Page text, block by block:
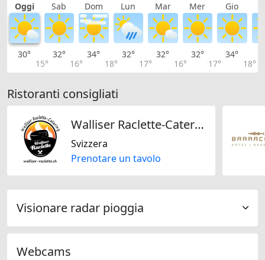
Oggi Sab Dom Lun Mar Mer Gio
30°
15°
32°
16°
34°
18°
32°
17°
32°
16°
32°
17°
34°
18°
Ristoranti consigliati
Walliser Raclette-Catering
Svizzera
Prenotare un tavolo
Visionare radar pioggia
Webcams